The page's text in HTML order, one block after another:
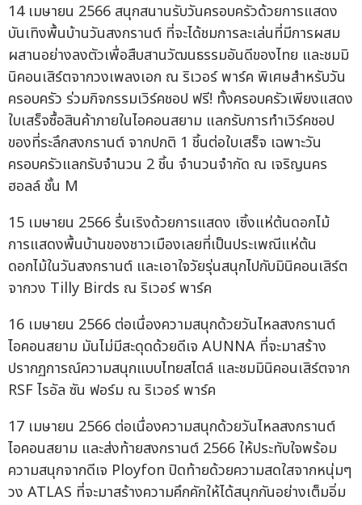
14 เมษายน 2566 สนุกสนานรับวันครอบครัวด้วยการแสดง
บันเทิงพื้นบ้านวันสงกรานต์ ที่จะได้ชมการละเล่นที่มีการผสม
ผสานอย่างลงตัวเพื่อสืบสานวัฒนธรรมอันดีของไทย และชมมิ
นิคอนเสิร์ตจากวงเพลงเอก ณ ริเวอร์ พาร์ค พิเศษสำหรับวัน
ครอบครัว ร่วมกิจกรรมเวิร์คชอป ฟรี! ทั้งครอบครัวเพียงแสดง
ใบเสร็จซื้อสินค้าภายในไอคอนสยาม แลกรับการทำเวิร์คชอป
ของที่ระลึกสงกรานต์ จากปกติ 1 ชิ้นต่อใบเสร็จ เฉพาะวัน
ครอบครัวแลกรับจำนวน 2 ชิ้น จำนวนจำกัด ณ เจริญนคร
ฮอลล์ ชั้น M
15 เมษายน 2566 รื่นเริงด้วยการแสดง เซิ้งแห่ต้นดอกไม้
การแสดงพื้นบ้านของชาวเมืองเลยที่เป็นประเพณีแห่ต้น
ดอกไม้ในวันสงกรานต์ และเอาใจวัยรุ่นสนุกไปกับมินิคอนเสิร์ต
จากวง Tilly Birds ณ ริเวอร์ พาร์ค
16 เมษายน 2566 ต่อเนื่องความสนุกด้วยวันไหลสงกรานต์
ไอคอนสยาม มันไม่มีสะดุดด้วยดีเจ AUNNA ที่จะมาสร้าง
ปรากฏการณ์ความสนุกแบบไทยสไตล์ และชมมินิคอนเสิร์ตจาก
RSF ไรอัล ซัน ฟอร์ม ณ ริเวอร์ พาร์ค
17 เมษายน 2566 ต่อเนื่องความสนุกด้วยวันไหลสงกรานต์
ไอคอนสยาม และส่งท้ายสงกรานต์ 2566 ให้ประทับใจพร้อม
ความสนุกจากดีเจ Ployfon ปิดท้ายด้วยความสดใสจากหนุ่มๆ
วง ATLAS ที่จะมาสร้างความคึกคักให้ได้สนุกกันอย่างเต็มอิ่ม